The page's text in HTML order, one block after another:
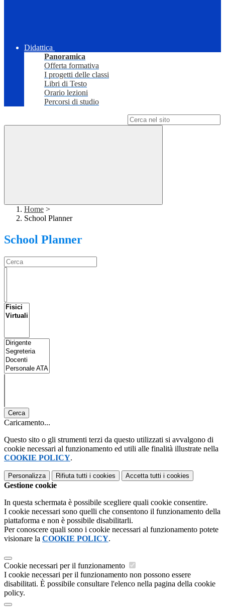
Didattica
Panoramica
Offerta formativa
I progetti delle classi
Libri di Testo
Orario lezioni
Percorsi di studio
Home >
School Planner
School Planner
Cerca
Caricamento...
Questo sito o gli strumenti terzi da questo utilizzati si avvalgono di
cookie necessari al funzionamento ed utili alle finalità illustrate nella
COOKIE POLICY.
Personalizza Rifiuta tutti i cookies Accetta tutti i cookies
Gestione cookie
In questa schermata è possibile scegliere quali cookie consentire.
I cookie necessari sono quelli che consentono il funzionamento della
piattaforma e non è possibile disabilitarli.
Per conoscere quali sono i cookie necessari al funzionamento potete
visionare la COOKIE POLICY.
Cookie necessari per il funzionamento
I cookie necessari per il funzionamento non possono essere
disabilitati. È possibile consultare l'elenco nella pagina della cookie
policy.